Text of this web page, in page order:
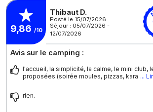
9,86 /10
Thibaut D.
Posté le 15/07/2026
Séjour : 05/07/2026 -
12/07/2026
Avis sur le camping :
l'accueil, la simplicité, la calme, le mini club,
proposées (soirée moules, pizzas, kara ...
rien.